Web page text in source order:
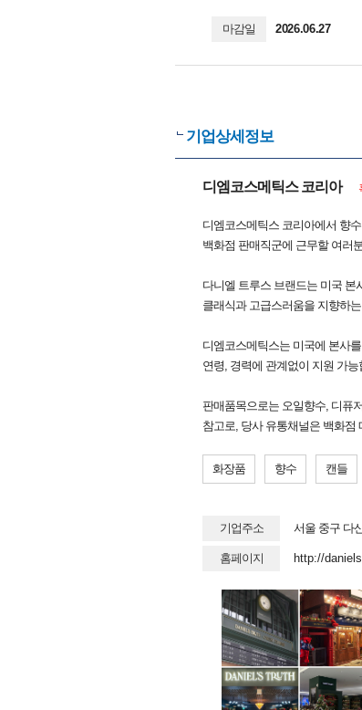
마감일 2026.06.27
기업상세정보
디엠코스메틱스 코리아
디엠코스메틱스 코리아에서 향
백화점 판매직군에 근무할 여러
다니엘 트루스 브랜드는 미국 본
클래식과 고급스러움을 지향하
디엠코스메틱스는 미국에 본사
연령, 경력에 관계없이 지원 가
판매품목으로는 오일향수, 디퓨
참고로, 당사 유통채널은 백화점
화장품 향수 캔들
기업주소 서울 중구 다
홈페이지 http://